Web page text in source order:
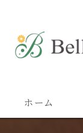
ホーム